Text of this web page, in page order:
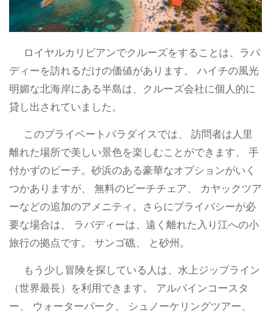
ロイヤルカリビアンでクルーズをすることは、ラバ
ディーを訪れるだけの価値があります。 ハイチの風光
明媚な北海岸にある半島は、クルーズ会社に個人的に
貸し出されていました。
このプライベートパラダイスでは、 訪問者は人里
離れた場所で美しい景色を楽しむことができます、 手
付かずのビーチ。砂浜のある豪華なオプションがいく
つかありますが、 無料のビーチチェア、 カヤックツア
ーなどの追加のアメニティ。さらにプライバシーが必
要な場合は、 ラバディーは、遠く離れた入り江への小
旅行の拠点です。 サンゴ礁、 と砂州。
もう少し冒険を探している人は、水上ジップライン
（世界最長）を利用できます。 アルパインコースタ
ー、 ウォーターパーク、 シュノーケリングツアー、